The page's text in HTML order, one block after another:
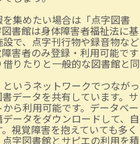
集めたい場合は「点字図書
書館は身体障害者福祉法に基
で、点字刊行物や録音物など
害者のみ登録・利用可能です
りたりと一般的な図書館と同
いうネットワークでつながっ
データを共有しています。サ
ら利用可能です。データベー
ータをダウンロードして、自
視覚障害を抱えていても多く
字図書館とサピエの利用を積